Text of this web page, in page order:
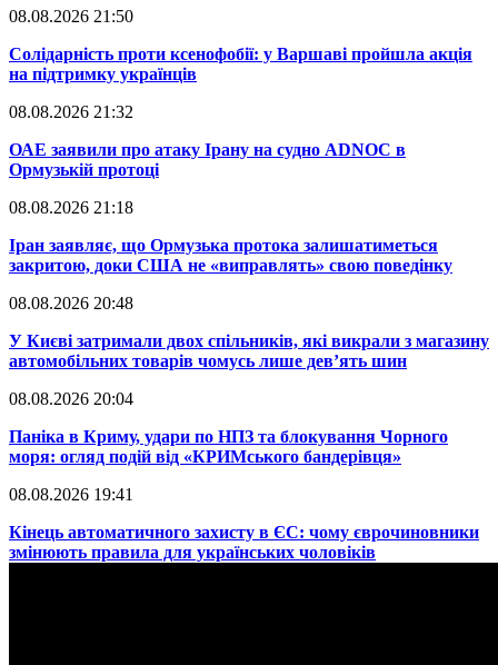
08.08.2026 21:50
​Солідарність проти ксенофобії: у Варшаві пройшла акція
на підтримку українців
08.08.2026 21:32
​ОАЕ заявили про атаку Ірану на судно ADNOC в
Ормузькій протоці
08.08.2026 21:18
​Іран заявляє, що Ормузька протока залишатиметься
закритою, доки США не «виправлять» свою поведінку
08.08.2026 20:48
​У Києві затримали двох спільників, які викрали з магазину
автомобільних товарів чомусь лише дев’ять шин
08.08.2026 20:04
Паніка в Криму, удари по НПЗ та блокування Чорного
моря: огляд подій від «КРИМського бандерівця»
08.08.2026 19:41
​Кінець автоматичного захисту в ЄС: чому єврочиновники
змінюють правила для українських чоловіків